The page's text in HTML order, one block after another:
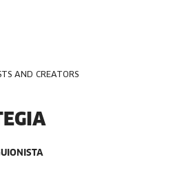
AND CREATORS